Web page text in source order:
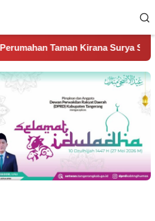
Surya Solear Spanyol